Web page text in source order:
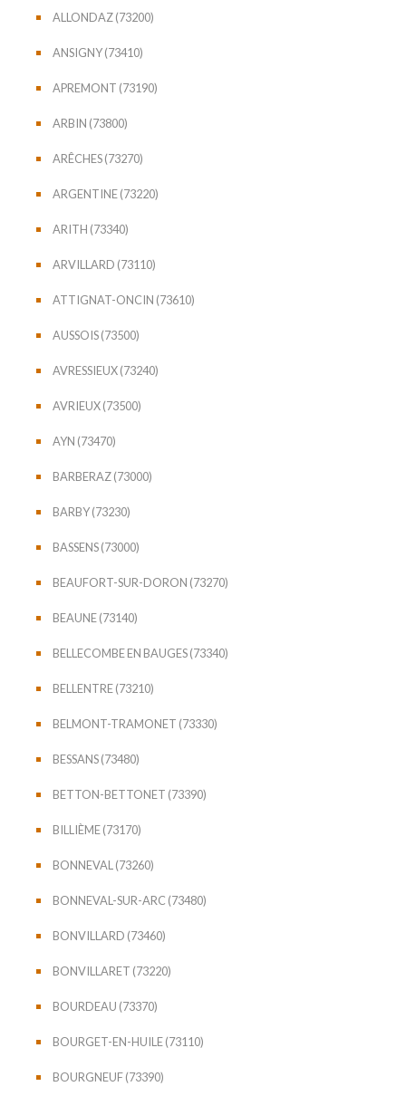
ALLONDAZ (73200)
ANSIGNY (73410)
APREMONT (73190)
ARBIN (73800)
ARÊCHES (73270)
ARGENTINE (73220)
ARITH (73340)
ARVILLARD (73110)
ATTIGNAT-ONCIN (73610)
AUSSOIS (73500)
AVRESSIEUX (73240)
AVRIEUX (73500)
AYN (73470)
BARBERAZ (73000)
BARBY (73230)
BASSENS (73000)
BEAUFORT-SUR-DORON (73270)
BEAUNE (73140)
BELLECOMBE EN BAUGES (73340)
BELLENTRE (73210)
BELMONT-TRAMONET (73330)
BESSANS (73480)
BETTON-BETTONET (73390)
BILLIÈME (73170)
BONNEVAL (73260)
BONNEVAL-SUR-ARC (73480)
BONVILLARD (73460)
BONVILLARET (73220)
BOURDEAU (73370)
BOURGET-EN-HUILE (73110)
BOURGNEUF (73390)